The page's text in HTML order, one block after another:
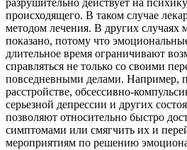
разрушительно действует на
происходящего. В таком случае
методом лечения. В других случаях
показано, потому что
длительное время ограничивают
справляться не только со своими
повседневными делами. Например,
расстройстве, обсессивно-
серьезной депрессии и других
позволяют относительно быстро
симптомами или смягчить их и
мероприятиям по решению